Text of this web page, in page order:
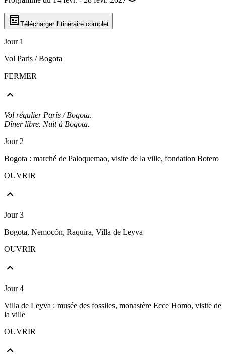
Télécharger l'itinéraire complet
Jour 1
Vol Paris / Bogota
FERMER
Vol régulier Paris / Bogota.
Dîner libre. Nuit à Bogota.
Jour 2
Bogota : marché de Paloquemao, visite de la ville, fondation Botero
OUVRIR
Jour 3
Bogota, Nemocón, Raquira, Villa de Leyva
OUVRIR
Jour 4
Villa de Leyva : musée des fossiles, monastère Ecce Homo, visite de
la ville
OUVRIR